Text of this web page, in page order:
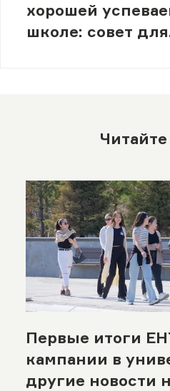
хорошей
школе: совет для
Первые итоги
кампании в
другие новости